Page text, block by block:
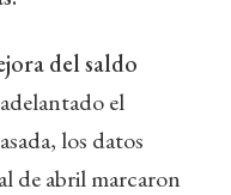
del saldo
el
los datos
de abril marcaron